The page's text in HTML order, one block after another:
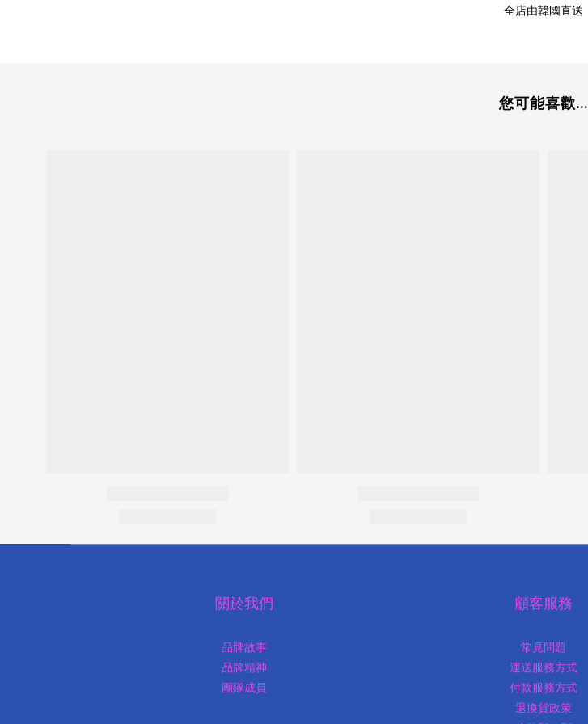
全店由韓國直送
您可能喜歡...
關於我們
品牌故事
品牌精神
團隊成員
顧客服務
常見問題
運送服務方式
付款服務方式
退換貨政策